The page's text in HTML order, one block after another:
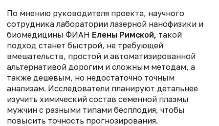
По мнению руководителя проекта, научного
сотрудника лаборатории лазерной нанофизики и
биомедицины ФИАН Елены Римской, такой
подход станет быстрой, не требующей
вмешательств, простой и автоматизированной
альтернативой дорогим и сложным методам, а
также дешевым, но недостаточно точным
анализам. Исследователи планируют детальнее
изучить химический состав семенной плазмы
мужчин с разными типами бесплодия, чтобы
повысить точность прогнозирования.